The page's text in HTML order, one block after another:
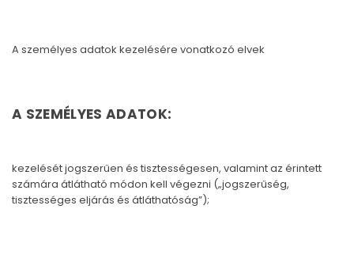
A személyes adatok kezelésére vonatkozó elvek
A SZEMÉLYES ADATOK:
kezelését jogszerűen és tisztességesen, valamint az érintett
számára átlátható módon kell végezni („jogszerűség,
tisztességes eljárás és átláthatóság”);